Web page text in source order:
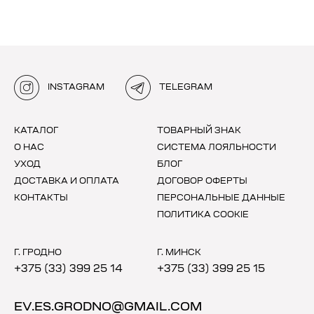
INSTAGRAM TELEGRAM
КАТАЛОГ
О НАС
УХОД
ДОСТАВКА И ОПЛАТА
КОНТАКТЫ
ТОВАРНЫЙ ЗНАК
СИСТЕМА ЛОЯЛЬНОСТИ
БЛОГ
ДОГОВОР ОФЕРТЫ
ПЕРСОНАЛЬНЫЕ ДАННЫЕ
ПОЛИТИКА COOKIE
Г. ГРОДНО
+375 (33) 399 25 14
Г. МИНСК
+375 (33) 399 25 15
EV.ES.GRODNO@GMAIL.COM